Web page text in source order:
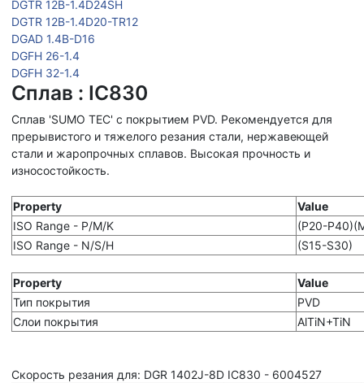
DGTR 12B-1.4D24SH
DGTR 12B-1.4D20-TR12
DGAD 1.4B-D16
DGFH 26-1.4
DGFH 32-1.4
Сплав : IC830
Сплав 'SUMO TEC' с покрытием PVD. Рекомендуется для
прерывистого и тяжелого резания стали, нержавеющей
стали и жаропрочных сплавов. Высокая прочность и
износостойкость.
Property
Value
ISO Range - P/M/K
(P20-
ISO Range - N/S/H
(S15-S30)
Property
Value
Тип покрытия
PVD
Слои покрытия
AlTiN+TiN
Скорость резания для: DGR 1402J-8D IC830 - 6004527